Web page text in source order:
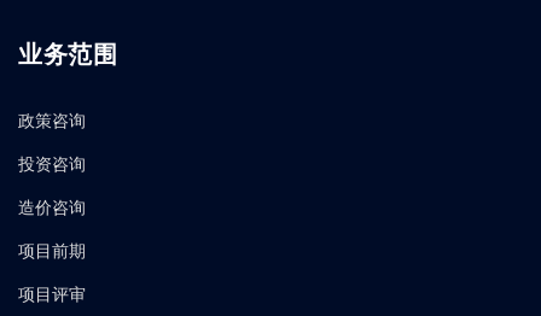
业务范围
政策咨询
投资咨询
造价咨询
项目前期
项目评审